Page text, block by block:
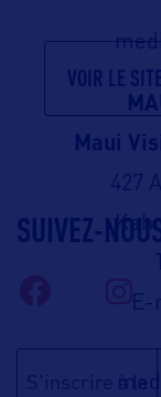
Maui
427
E-
VOIR LE SITE
SUIVEZ-
S'inscrire à la